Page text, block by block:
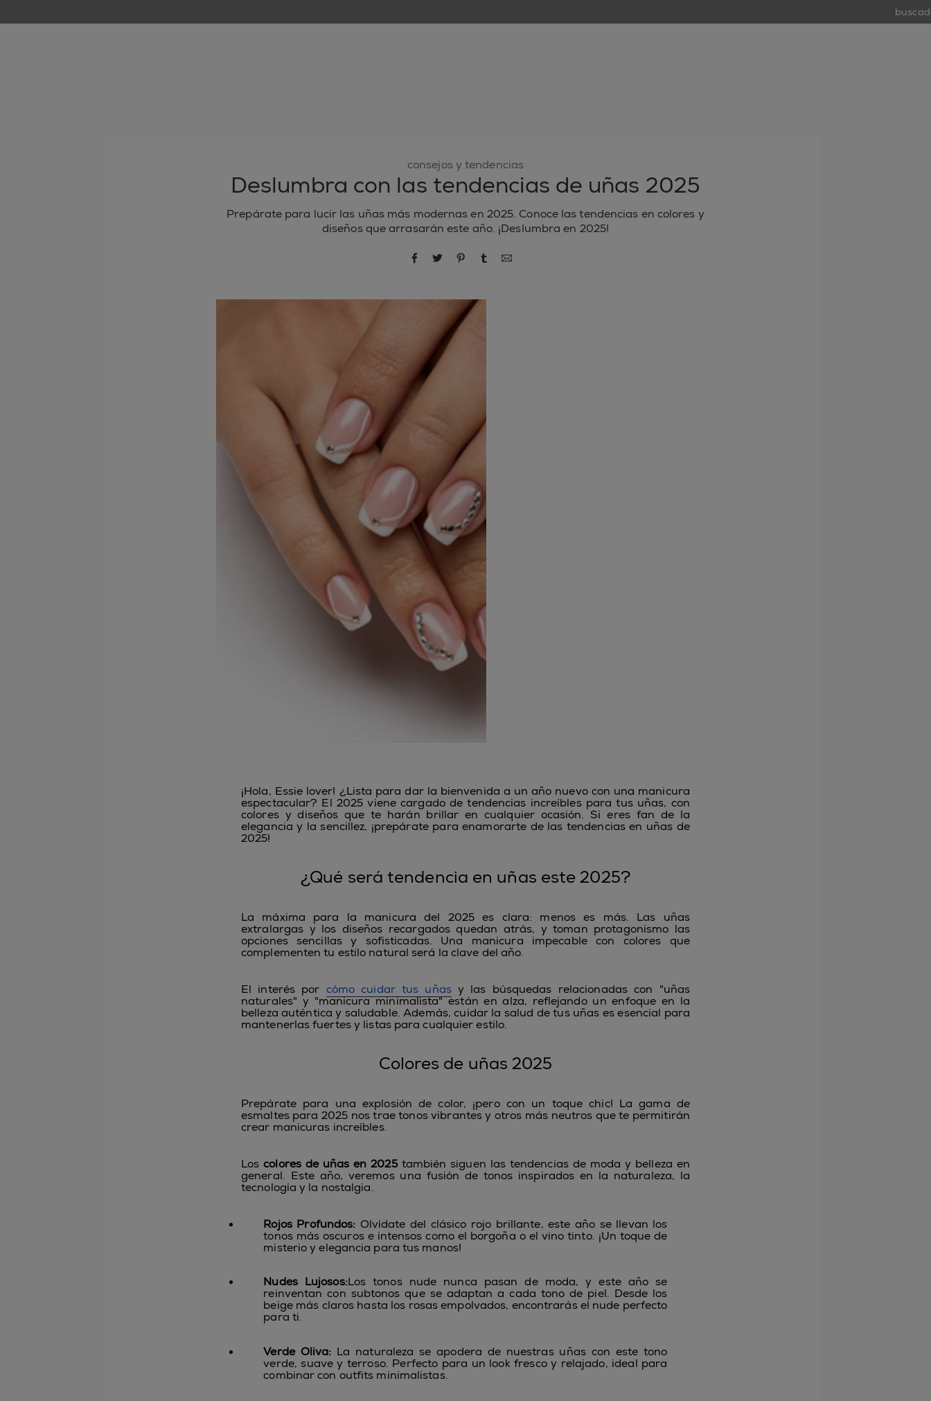
consejos y tendencias
Deslumbra con las tendencias de uñas 2025
Prepárate para lucir las uñas más modernas en 2025. Conoce las tendencias en colores y
diseños que arrasarán este año. ¡Deslumbra en 2025!
compartir por Facebook
compartir por Twitter
compartir por Pinterest
compartir por Tumblr
compartir por correo electrónico
¡Hola, Essie lover! ¿Lista para dar la bienvenida a un año nuevo con una manicura
espectacular? El 2025 viene cargado de tendencias increíbles para tus uñas, con
colores y diseños que te harán brillar en cualquier ocasión. Si eres fan de la
elegancia y la sencillez, ¡prepárate para enamorarte de las tendencias en uñas de
2025!
¿Qué será tendencia en uñas este 2025?
La máxima para la manicura del 2025 es clara: menos es más. Las uñas
extralargas y los diseños recargados quedan atrás, y toman protagonismo las
opciones sencillas y sofisticadas. Una manicura impecable con colores que
complementen tu estilo natural será la clave del año.
El interés por cómo cuidar tus uñasy las búsquedas relacionadas con "uñas
naturales" y "manicura minimalista" están en alza, reflejando un enfoque en la
belleza auténtica y saludable. Además, cuidar la salud de tus uñas es esencial para
mantenerlas fuertes y listas para cualquier estilo.
Colores de uñas 2025
Prepárate para una explosión de color, ¡pero con un toque chic! La gama de
esmaltes para 2025 nos trae tonos vibrantes y otros más neutros que te permitirán
crear manicuras increíbles.
Loscolores de uñas en 2025también siguen las tendencias de moda y belleza en
general. Este año, veremos una fusión de tonos inspirados en la naturaleza, la
tecnología y la nostalgia.
Rojos Profundos: Olvídate del clásico rojo brillante, este año se llevan los
tonos más oscuros e intensos como el borgoña o el vino tinto. ¡Un toque de
misterio y elegancia para tus manos!
Nudes Lujosos:Los tonos nude nunca pasan de moda, y este año se
reinventan con subtonos que se adaptan a cada tono de piel. Desde los
beige más claros hasta los rosas empolvados, encontrarás el nude perfecto
para ti.
Verde Oliva: La naturaleza se apodera de nuestras uñas con este tono
verde, suave y terroso. Perfecto para un look fresco y relajado, ideal para
combinar con outfits minimalistas.